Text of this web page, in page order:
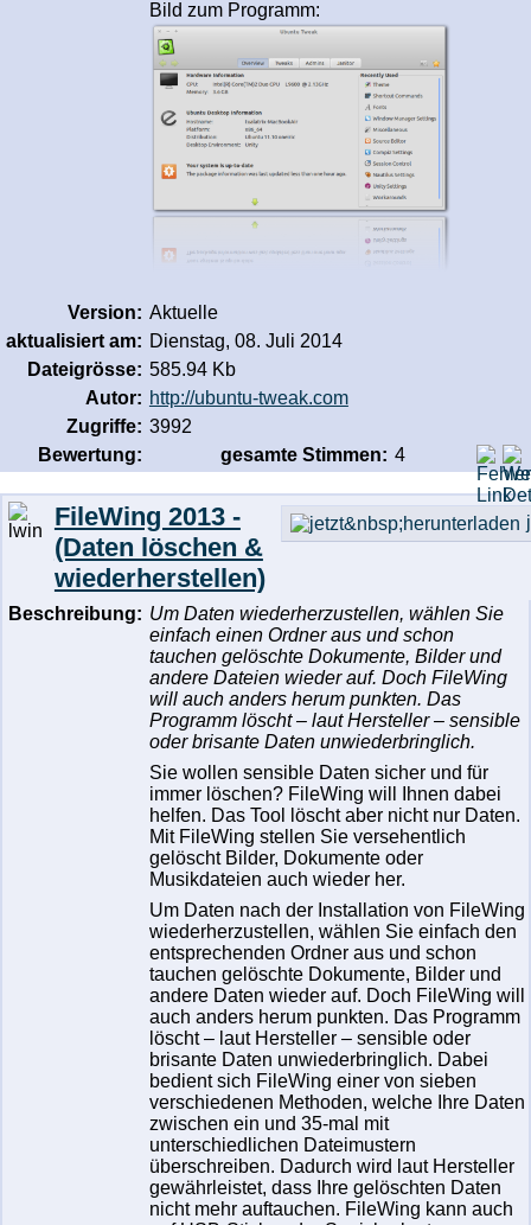
Bild zum Programm:
Version: Aktuelle
aktualisiert am: Dienstag, 08. Juli 2014
Dateigrösse: 585.94 Kb
Autor: http://ubuntu-tweak.com
Zugriffe: 3992
Bewertung:
gesamte Stimmen: 4
FileWing 2013 -
(Daten löschen &
wiederherstellen)
Beschreibung: Um Daten wiederherzustellen, wählen Sie
einfach einen Ordner aus und schon
tauchen gelöschte Dokumente, Bilder und
andere Dateien wieder auf. Doch FileWing
will auch anders herum punkten. Das
Programm löscht – laut Hersteller – sensible
oder brisante Daten unwiederbringlich.
Sie wollen sensible Daten sicher und für
immer löschen? FileWing will Ihnen dabei
helfen. Das Tool löscht aber nicht nur Daten.
Mit FileWing stellen Sie versehentlich
gelöscht Bilder, Dokumente oder
Musikdateien auch wieder her.
Um Daten nach der Installation von FileWing
wiederherzustellen, wählen Sie einfach den
entsprechenden Ordner aus und schon
tauchen gelöschte Dokumente, Bilder und
andere Daten wieder auf. Doch FileWing will
auch anders herum punkten. Das Programm
löscht – laut Hersteller – sensible oder
brisante Daten unwiederbringlich. Dabei
bedient sich FileWing einer von sieben
verschiedenen Methoden, welche Ihre Daten
zwischen ein und 35-mal mit
unterschiedlichen Dateimustern
überschreiben. Dadurch wird laut Hersteller
gewährleistet, dass Ihre gelöschten Daten
nicht mehr auftauchen. FileWing kann auch